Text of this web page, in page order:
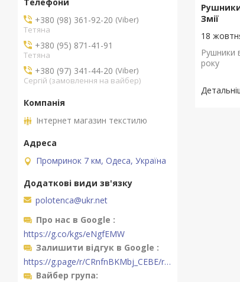
Змії
18
Рушники
року
+380 (98) 361-92-20 Viber
Тетяна
+380 (95) 871-41-91
Тетяна
+380 (97) 341-44-20 Viber
Сергій (замовлення на вайбер)
Інтернет магазин текстилю
Промринок 7 км, Одеса, Україна
polotenca@ukr.net
Про нас в Google
https://g.co/kgs/eNgfEMW
Залишити відгук в Google
https://g.page/r/CRnfnBKMbj_CEBE/review
Вайбер група